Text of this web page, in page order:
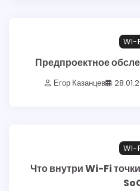
WI-
Предпроектное
Егор Казанцев
WI-
Что внутри Wi-Fi